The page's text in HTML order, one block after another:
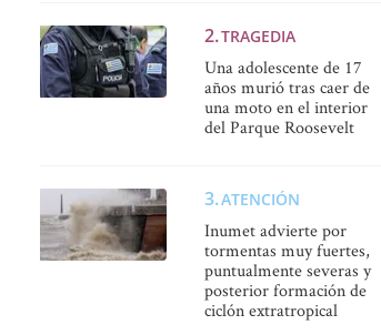
TRAGEDIA
Una adolescente de 17
años murió tras caer de
una moto en el interior
del Parque Roosevelt
ATENCIÓN
Inumet advierte por
tormentas muy fuertes,
puntualmente severas y
posterior formación de
ciclón extratropical